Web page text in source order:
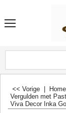
<< Vorige Home
Vergulden met
Viva Decor Inka